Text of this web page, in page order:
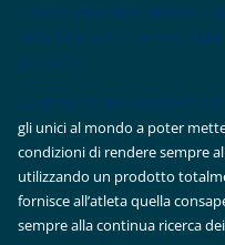
Il nostro innovativo prodotto ci
nell’affollatissimo universo
gli sportivi.
La differenza tra Visussport e
gli unici al mondo a poter
condizioni di rendere sempre
utilizzando un prodotto
fornisce all’atleta quella
sempre alla continua ricerca